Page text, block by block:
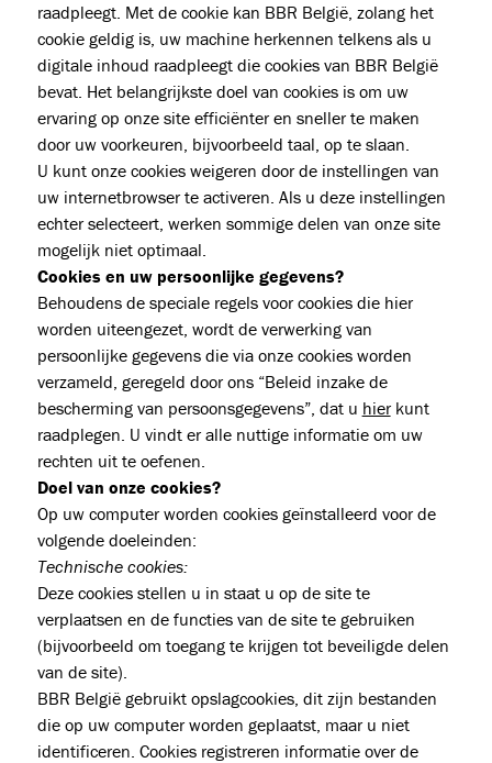
raadpleegt. Met de cookie kan BBR België, zolang het
cookie geldig is, uw machine herkennen telkens als u
digitale inhoud raadpleegt die cookies van BBR België
bevat. Het belangrijkste doel van cookies is om uw
ervaring op onze site efficiënter en sneller te maken
door uw voorkeuren, bijvoorbeeld taal, op te slaan.
U kunt onze cookies weigeren door de instellingen van
uw internetbrowser te activeren. Als u deze instellingen
echter selecteert, werken sommige delen van onze site
mogelijk niet optimaal.
Cookies en uw persoonlijke gegevens?
Behoudens de speciale regels voor cookies die hier
worden uiteengezet, wordt de verwerking van
persoonlijke gegevens die via onze cookies worden
verzameld, geregeld door ons “Beleid inzake de
bescherming van persoonsgegevens”, dat u hierkunt
raadplegen. U vindt er alle nuttige informatie om uw
rechten uit te oefenen.
Doel van onze cookies?
Op uw computer worden cookies geïnstalleerd voor de
volgende doeleinden:
Technische cookies:
Deze cookies stellen u in staat u op de site te
verplaatsen en de functies van de site te gebruiken
(bijvoorbeeld om toegang te krijgen tot beveiligde delen
van de site).
BBR België gebruikt opslagcookies, dit zijn bestanden
die op uw computer worden geplaatst, maar u niet
identificeren. Cookies registreren informatie over de